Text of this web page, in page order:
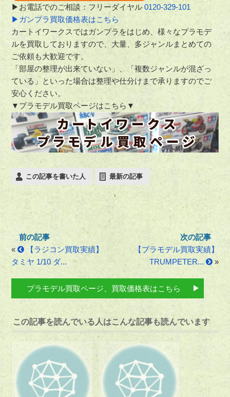
▶お電話でのご相談：フリーダイヤル 0120-329-101
▶ガンプラ買取価格表はこちら
カートイワークスではガンプラをはじめ、様々なプラモデ
ルを買取しておりますので、大量、多ジャンルまとめての
ご依頼も大歓迎です。
「部屋の整理が出来ていない」、「複数ジャンルが混ざっ
ている」といった場合は整理や仕分けまで承りますのでご
安心ください。
▼プラモデル買取ページはこちら▼
この記事を書いた人 最新の記事
«
【ラジコン買取実績】
タミヤ 1/10 ダ...
【プラモデル買取実績】
TRUMPETER...
»
プラモデル買取ページ、買取価格表はこちら
この記事を読んでいる人はこんな記事も読んでいます